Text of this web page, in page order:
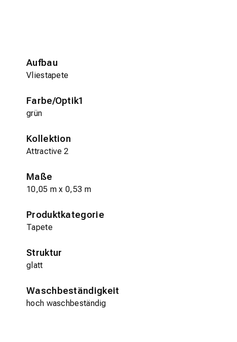
Aufbau
Vliestapete
Farbe/Optik1
grün
Kollektion
Attractive 2
Maße
10,05 m x 0,53 m
Produktkategorie
Tapete
Struktur
glatt
Waschbeständigkeit
hoch waschbeständig